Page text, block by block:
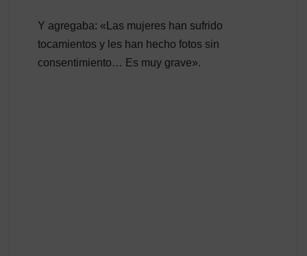
Y agregaba: «Las mujeres han sufrido
tocamientos y les han hecho fotos sin
consentimiento… Es muy grave».